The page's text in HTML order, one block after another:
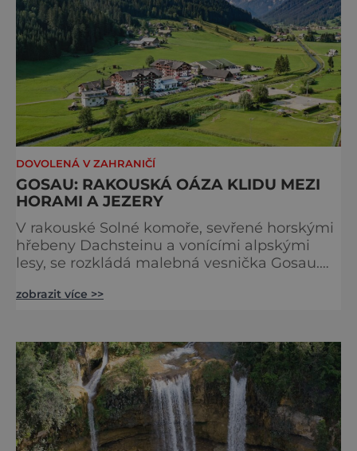
DOVOLENÁ V ZAHRANIČÍ
GOSAU: RAKOUSKÁ OÁZA KLIDU MEZI
HORAMI A JEZERY
V rakouské Solné komoře, sevřené horskými
hřebeny Dachsteinu a vonícími alpskými
lesy, se rozkládá malebná vesnička Gosau.
doby – krajina nedotčená spěchem, kde čas
kteří touží po tichu, autenticitě a zážitku,
který se zapíše hluboko do paměti.
Největším magnetem
zobrazit více >>